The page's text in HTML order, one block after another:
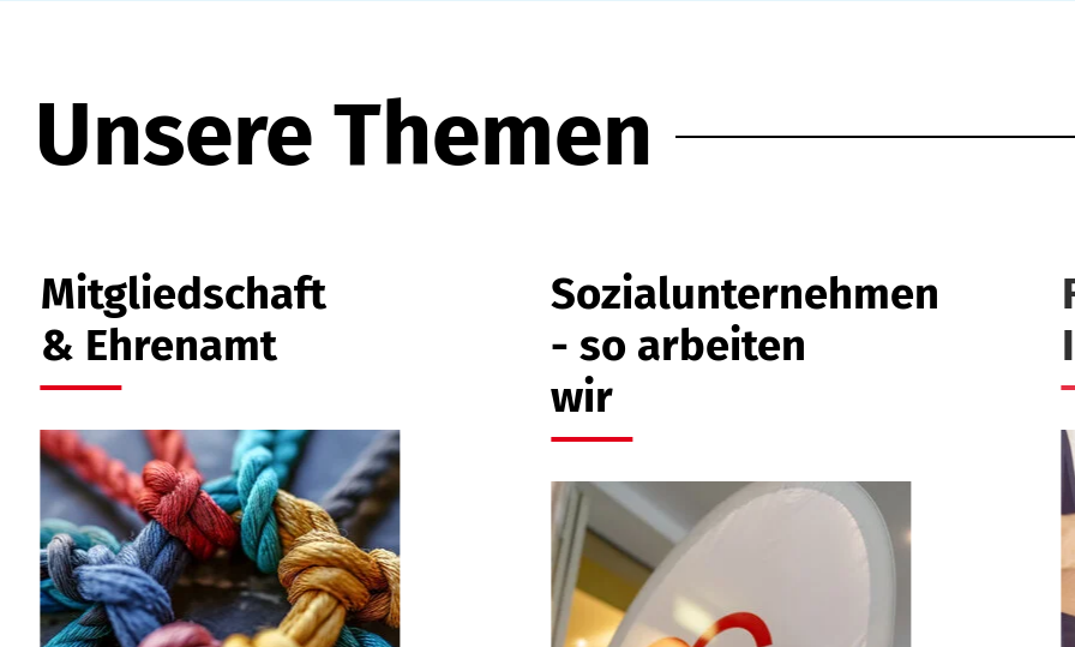
Unsere Themen
Mitgliedschaft
& Ehrenamt
Sozialunternehmen
- so arbeiten
wir